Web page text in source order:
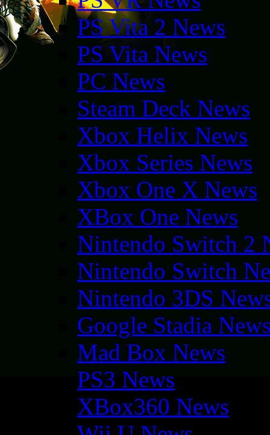
PS Vita 2 News
PS Vita News
PC News
Steam Deck News
Xbox Helix News
Xbox Series News
Xbox One X News
XBox One News
Nintendo Switch 2
Nintendo Switch
Nintendo 3DS
Google Stadia
Mad Box News
PS3 News
XBox360 News